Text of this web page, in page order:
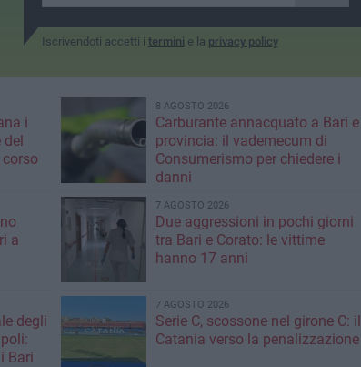
Iscrivendoti accetti i termini e la privacy policy
i
del
8 AGOSTO 2026
Carburante annacquato a Bari e
provincia: il vademecum di
Consumerismo per chiedere i
danni
a
7 AGOSTO 2026
Due aggressioni in pochi giorni
tra Bari e Corato: le vittime
hanno 17 anni
degli
Bari
7 AGOSTO 2026
Serie C, scossone nel girone C: il
Catania verso la penalizzazione